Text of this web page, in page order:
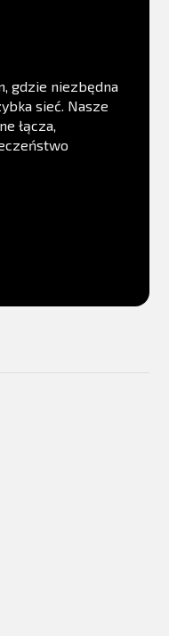
gdzie niezbędna
sieć. Nasze
łącza,